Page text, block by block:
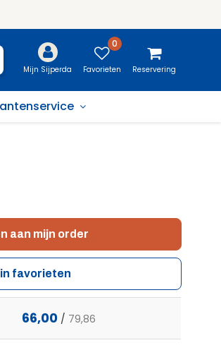
Mijn Sijperda
0
Favorieten Reservering
aan mijn order
favorieten
66,00 / 79,86